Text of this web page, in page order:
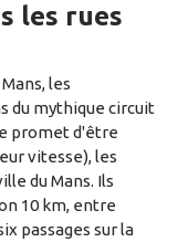
les rues
les
du mythique circuit
promet d'être
vitesse), les
du Mans. Ils
10 km, entre
passages sur la